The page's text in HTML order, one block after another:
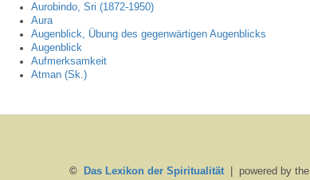
Aurobindo, Sri (1872-1950)
Aura
Augenblick, Übung des gegenwärtigen Augenblicks
Augenblick
Aufmerksamkeit
Atman (Sk.)
© Das Lexikon der Spiritualität| powered by the